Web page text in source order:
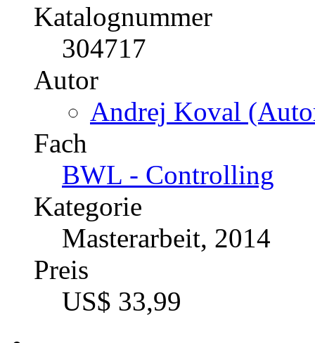
Katalognummer
304717
Autor
Andrej Koval
Fach
BWL - Controlling
Kategorie
Masterarbeit, 2014
Preis
US$ 33,99